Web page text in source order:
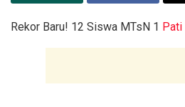
Rekor Baru! 12 Siswa MTsN 1 Pati